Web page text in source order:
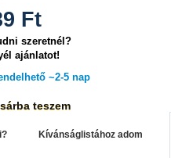
Ft
szeretnél?
ajánlatot!
~2-5 nap
teszem
Kívánságlistához adom